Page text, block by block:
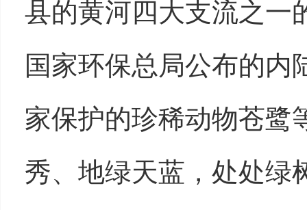
县的黄河四大支流之一
国家环保总局公布的内
家保护的珍稀动物苍鹭
秀、地绿天蓝，处处绿